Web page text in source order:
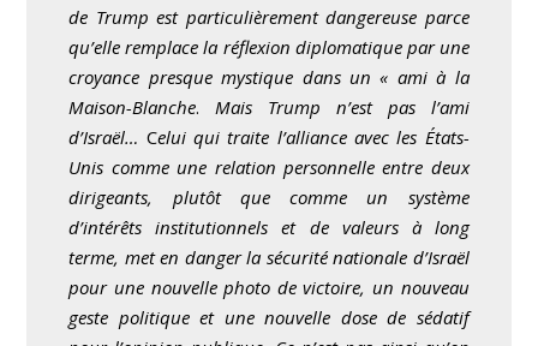
de Trump est particulièrement dangereuse parce
qu’elle remplace la réflexion diplomatique par une
croyance presque mystique dans un « ami à la
Maison-Blanche. Mais Trump n’est pas l’ami
d’Israël… Celui qui traite l’alliance avec les États-
Unis comme une relation personnelle entre deux
dirigeants, plutôt que comme un système
d’intérêts institutionnels et de valeurs à long
terme, met en danger la sécurité nationale d’Israël
pour une nouvelle photo de victoire, un nouveau
geste politique et une nouvelle dose de sédatif